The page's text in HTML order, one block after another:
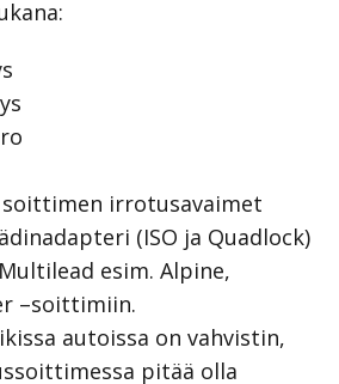
soittimen irrotusavaimet
(ISO ja Quadlock)
esim. Alpine,
–soittimiin.
autoissa on vahvistin,
pitää olla